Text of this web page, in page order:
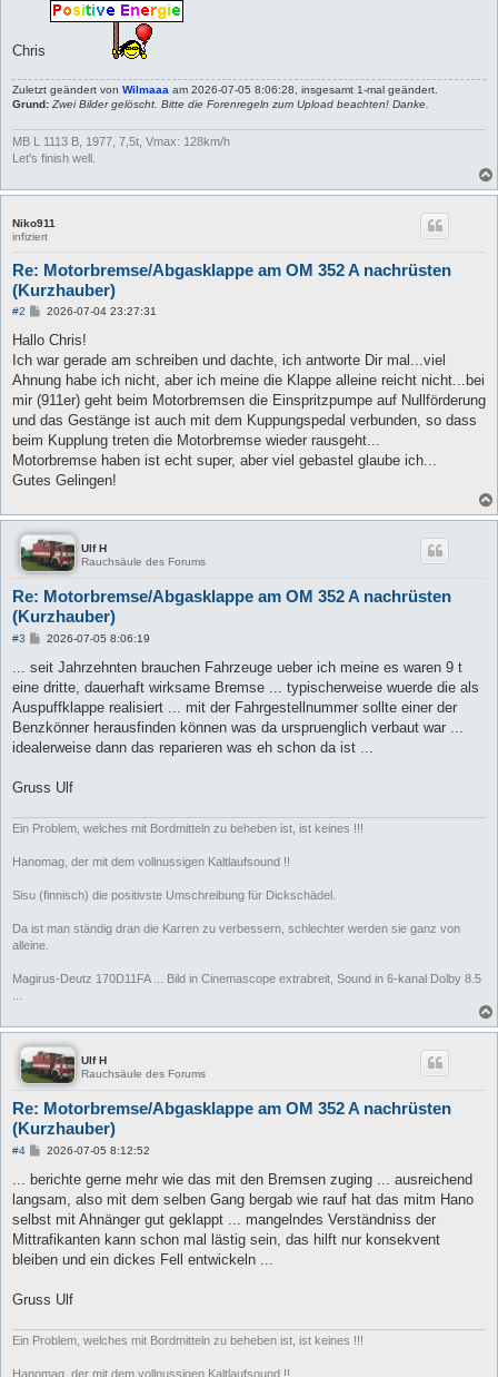
Chris
Zuletzt geändert von Wilmaaa am 2026-07-05 8:06:28, insgesamt 1-mal geändert.
Grund: Zwei Bilder gelöscht. Bitte die Forenregeln zum Upload beachten! Danke.
MB L 1113 B, 1977, 7,5t, Vmax: 128km/h
Let's finish well.
Niko911
infiziert
Re: Motorbremse/Abgasklappe am OM 352 A nachrüsten
(Kurzhauber)
#2
B
i
r
a
2026-07-04 23:27:31
Hallo Chris!
Ich war gerade am schreiben und dachte, ich antworte Dir mal...viel
Ahnung habe ich nicht, aber ich meine die Klappe alleine reicht nicht...bei
mir (911er) geht beim Motorbremsen die Einspritzpumpe auf Nullförderung
und das Gestänge ist auch mit dem Kuppungspedal verbunden, so dass
beim Kupplung treten die Motorbremse wieder rausgeht...
Motorbremse haben ist echt super, aber viel gebastel glaube ich...
Gutes Gelingen!
Ulf H
Rauchsäule des Forums
Re: Motorbremse/Abgasklappe am OM 352 A nachrüsten
(Kurzhauber)
#3
B
i
r
a
2026-07-05 8:06:19
... seit Jahrzehnten brauchen Fahrzeuge ueber ich meine es waren 9 t
eine dritte, dauerhaft wirksame Bremse ... typischerweise wuerde die als
Auspuffklappe realisiert ... mit der Fahrgestellnummer sollte einer der
Benzkönner herausfinden können was da urspruenglich verbaut war ...
idealerweise dann das reparieren was eh schon da ist ...
Gruss Ulf
Ein Problem, welches mit Bordmitteln zu beheben ist, ist keines !!!
Hanomag, der mit dem vollnussigen Kaltlaufsound !!
Sisu (finnisch) die positivste Umschreibung für Dickschädel.
Da ist man ständig dran die Karren zu verbessern, schlechter werden sie ganz von
alleine.
Magirus-Deutz 170D11FA ... Bild in Cinemascope extrabreit, Sound in 6-kanal Dolby 8.5
Ulf H
Rauchsäule des Forums
Re: Motorbremse/Abgasklappe am OM 352 A nachrüsten
(Kurzhauber)
#4
B
i
r
a
2026-07-05 8:12:52
... berichte gerne mehr wie das mit den Bremsen zuging ... ausreichend
langsam, also mit dem selben Gang bergab wie rauf hat das mitm Hano
selbst mit Ahnänger gut geklappt ... mangelndes Verständniss der
Mittrafikanten kann schon mal lästig sein, das hilft nur konsekvent
bleiben und ein dickes Fell entwickeln ...
Gruss Ulf
Ein Problem, welches mit Bordmitteln zu beheben ist, ist keines !!!
Hanomag, der mit dem vollnussigen Kaltlaufsound !!